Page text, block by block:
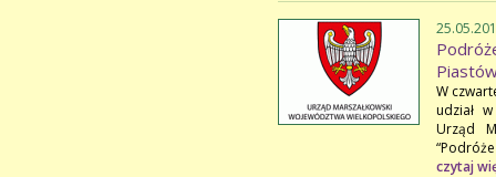
W
udział
Urząd
czytaj